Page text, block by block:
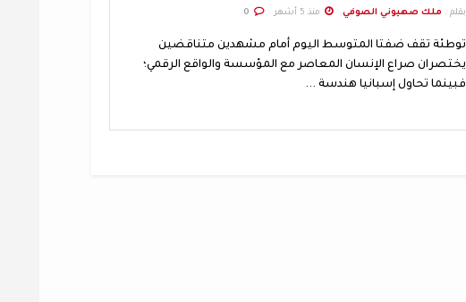
بقلم . ملك صهيوني الصوفي منذ 5 أشهر
توطئة تقف ضفتا المتوسط اليوم أمام مشهدين متناقضين
يختصران صراع الإنسان المعاصر مع المؤسسة والواقع الرقمي؛
فبينما تحاول إسبانيا هندسة ...